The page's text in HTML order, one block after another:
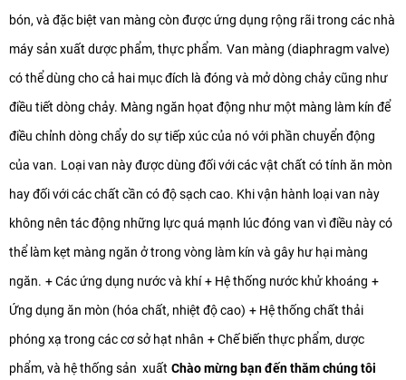
bón, và đặc biệt van màng còn được ứng dụng rộng rãi trong các nhà
máy sản xuất dược phẩm, thực phẩm. Van màng (diaphragm valve)
có thể dùng cho cả hai mục đích là đóng và mở dòng chảy cũng như
điều tiết dòng chảy. Màng ngăn họat động như một màng làm kín để
điều chỉnh dòng chẩy do sự tiếp xúc của nó với phần chuyển động
của van. Loại van này được dùng đối với các vật chất có tính ăn mòn
hay đối với các chất cần có độ sạch cao. Khi vận hành loại van này
không nên tác động những lực quá mạnh lúc đóng van vì điều này có
thể làm kẹt màng ngăn ở trong vòng làm kín và gây hư hại màng
ngăn. + Các ứng dụng nước và khí + Hệ thống nước khử khoáng +
Ứng dụng ăn mòn (hóa chất, nhiệt độ cao) + Hệ thống chất thải
phóng xạ trong các cơ sở hạt nhân + Chế biến thực phẩm, dược
phẩm, và hệ thống sản xuất Chào mừng bạn đến thăm chúng tôi